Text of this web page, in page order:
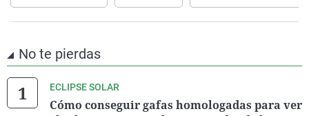
No te pierdas
ECLIPSE SOLAR
Cómo conseguir gafas homologadas para ver